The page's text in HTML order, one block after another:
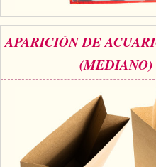
APARICIÓN DE
(MEDIANO)